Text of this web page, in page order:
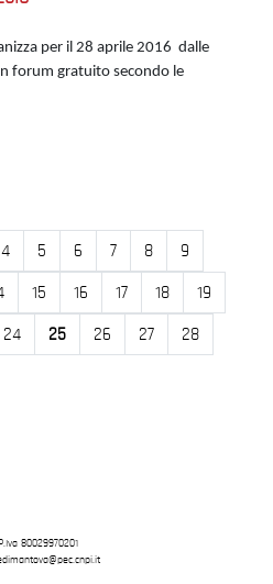
per il 28 aprile 2016 dalle
forum gratuito secondo le
4 5 6 7 8 9
15 16 17 18 19
24 25 26 27 28
80029970201